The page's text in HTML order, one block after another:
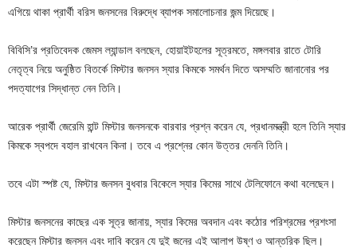
এগিয়ে থাকা প্রার্থী বরিস জনসনের বিরুদ্ধে ব্যাপক সমালোচনার জন্ম দিয়েছে।
বিবিসি’র প্রতিবেদক জেমস ল্যান্ডাল বলছেন, হোয়াইটহলের সূত্রমতে, মঙ্গলবার রাতে টোরি
নেতৃত্ব নিয়ে অনুষ্ঠিত বিতর্কে মিস্টার জনসন স্যার কিমকে সমর্থন দিতে অসম্মতি জানানোর পর
পদত্যাগের সিদ্ধান্ত নেন তিনি।
আরেক প্রার্থী জেরেমি হান্ট মিস্টার জনসনকে বারবার প্রশ্ন করেন যে, প্রধানমন্ত্রী হলে তিনি স্যার
কিমকে স্বপদে বহাল রাখবেন কিনা। তবে এ প্রশ্নের কোন উত্তর দেননি তিনি।
তবে এটা স্পষ্ট যে, মিস্টার জনসন বুধবার বিকেলে স্যার কিমের সাথে টেলিফোনে কথা বলেছেন।
মিস্টার জনসনের কাছের এক সূত্র জানায়, স্যার কিমের অবদান এবং কঠোর পরিশ্রমের প্রশংসা
করেছেন মিস্টার জনসন এবং দাবি করেন যে দুই জনের এই আলাপ উষ্ণ ও আন্তরিক ছিল।